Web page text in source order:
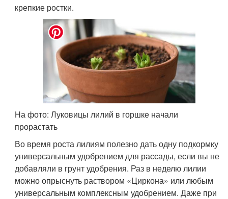
крепкие ростки.
На фото: Луковицы лилий в горшке начали
прорастать
Во время роста лилиям полезно дать одну подкормку
универсальным удобрением для рассады, если вы не
добавляли в грунт удобрения. Раз в неделю лилии
можно опрыснуть раствором «Циркона» или любым
универсальным комплексным удобрением. Даже при